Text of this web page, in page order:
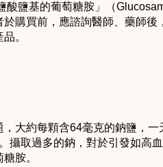
鹽基的葡萄糖胺」（
購買前，應諮詢醫師、藥師後
。
大約每顆含64毫克的鈉鹽，一
取過多的鈉，對於引發如高血
胺。